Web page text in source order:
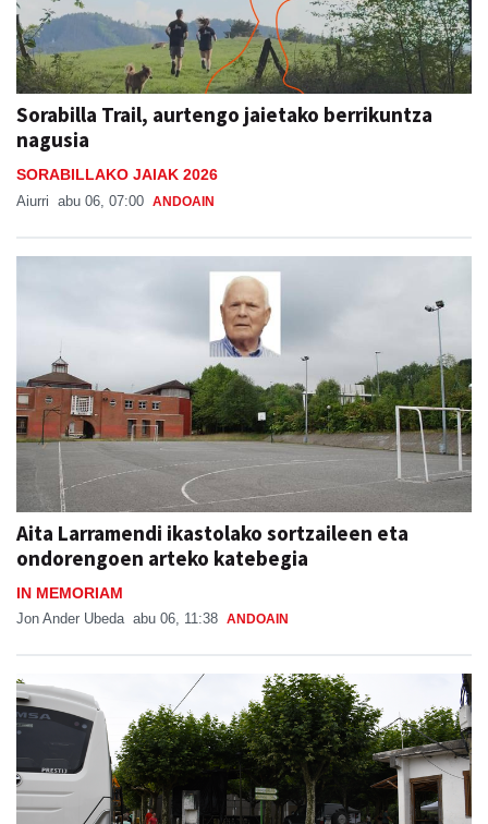
Sorabilla Trail, aurtengo jaietako berrikuntza
nagusia
SORABILLAKO JAIAK 2026
Aiurri abu 06, 07:00 ANDOAIN
Aita Larramendi ikastolako sortzaileen eta
ondorengoen arteko katebegia
IN MEMORIAM
Jon Ander Ubeda abu 06, 11:38 ANDOAIN